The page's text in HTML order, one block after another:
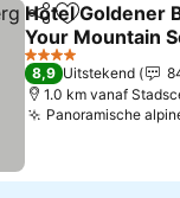
DelenToevoegen
Hotel Goldener
Your Mountain
Resort
4 Sterren
8,9 Uitstekend
1.0 km vanaf
Panoramische